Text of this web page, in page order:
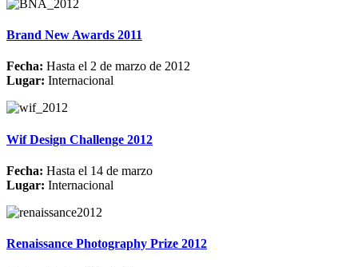
Brand New Awards 2011
Fecha: Hasta el 2 de marzo de 2012
Lugar: Internacional
Wif Design Challenge 2012
Fecha: Hasta el 14 de marzo
Lugar: Internacional
Renaissance Photography Prize 2012